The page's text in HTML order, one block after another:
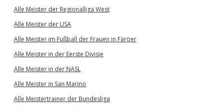
Alle Meister der Regionalliga West
Alle Meister der USA
Alle Meister im Fußball der Frauen in Färöer
Alle Meister in der Eerste Divisie
Alle Meister in der NASL
Alle Meister in San Marino
Alle Meistertrainer der Bundesliga